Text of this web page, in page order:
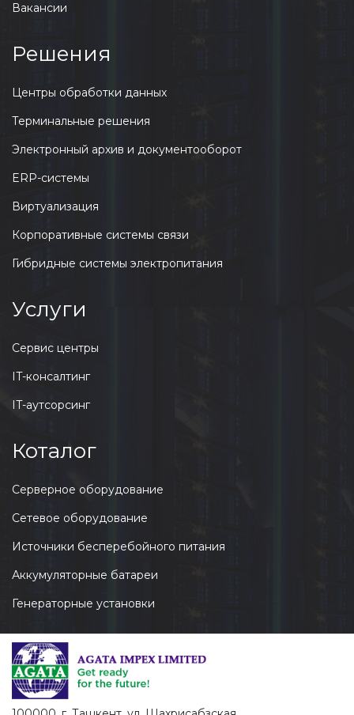
Вакансии
Решения
Центры обработки данных
Терминальные решения
Электронный архив и документооборот
ERP-системы
Виртуализация
Корпоративные системы связи
Гибридные системы электропитания
Услуги
Сервис центры
IT-консалтинг
IT-аутсорсинг
Коталог
Серверное оборудование
Сетевое оборудование
Источники бесперебойного питания
Аккумуляторные батареи
Генераторные установки